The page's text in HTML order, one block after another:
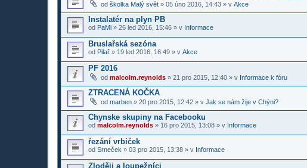
od školka Malý svět » 05 úno 2016, 14:43 » v Akce
Instalatér na plyn PB
od PaMi » 26 led 2016, 15:46 » v Informace
Bruslařská sezóna
od Pilař » 19 led 2016, 16:49 » v Akce
PF 2016
od malcolm.reynolds » 21 pro 2015, 12:40 » v Informace k fóru
ZTRACENÁ KOČKA
od marben » 20 pro 2015, 12:42 » v Jak se nám žije v Chýni?
Chynske skupiny na Facebooku
od malcolm.reynolds » 16 pro 2015, 13:08 » v Informace
řezání vrbiček
od Srneček » 03 pro 2015, 13:38 » v Informace
Zloději a loupežníci